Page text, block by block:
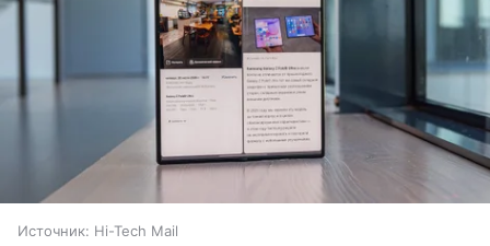
Источник: Hi-Tech Mail